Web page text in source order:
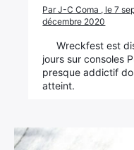
Par J-C Coma , le 7
décembre 2020
Wreckfest est
jours sur consoles
presque addictif
atteint.